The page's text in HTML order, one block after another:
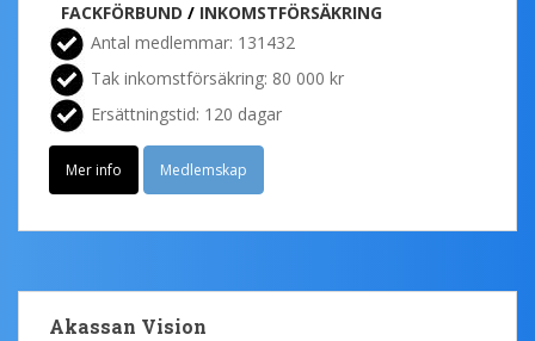
FACKFÖRBUND / INKOMSTFÖRSÄKRING
Antal medlemmar: 131432
Tak inkomstförsäkring: 80 000 kr
Ersättningstid: 120 dagar
Mer info Medlemskap
Akassan Vision